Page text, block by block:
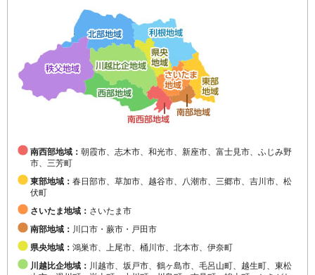
南西部地域： 朝霞市、志木市、和光市、新座市、富士見市、ふじみ野
市、三芳町
東部地域： 春日部市、草加市、越谷市、八潮市、三郷市、吉川市、松
伏町
さいたま地域： さいたま市
南部地域： 川口市・蕨市・戸田市
県央地域： 鴻巣市、上尾市、桶川市、北本市、伊奈町
川越比企地域： 川越市、坂戸市、鶴ヶ島市、毛呂山町、越生町、東松